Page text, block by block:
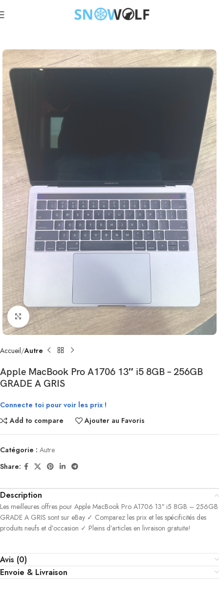
Click to enlarge
Accueil Autre
Apple MacBook Pro A1706 13″ i5 8GB – 256GB
GRADE A GRIS
Connecte toi pour voir les prix !
Add to compare Ajouter au Favoris
Catégorie : Autre
Share:
Description
Les meilleures offres pour Apple MacBook Pro A1706 13″ i5 8GB – 256GB
GRADE A GRIS sont sur eBay ✓ Comparez les prix et les spécificités des
produits neufs et d’occasion ✓ Pleins d’articles en livraison gratuite!
Avis (0)
Envoie & Livraison